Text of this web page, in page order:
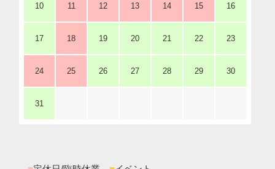
10 11 12 13 14 15 16
17 18 19 20 21 22 23
24 25 26 27 28 29 30
31